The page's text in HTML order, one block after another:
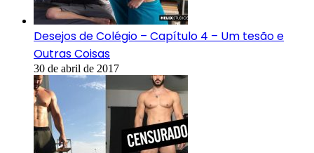
Desejos de Colégio – Capítulo 4 – Um tesão e
Outras Coisas
30 de abril de 2017